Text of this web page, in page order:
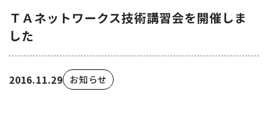
ＴＡネットワークス技術講習会を開催しま
した
2016.11.29 お知らせ